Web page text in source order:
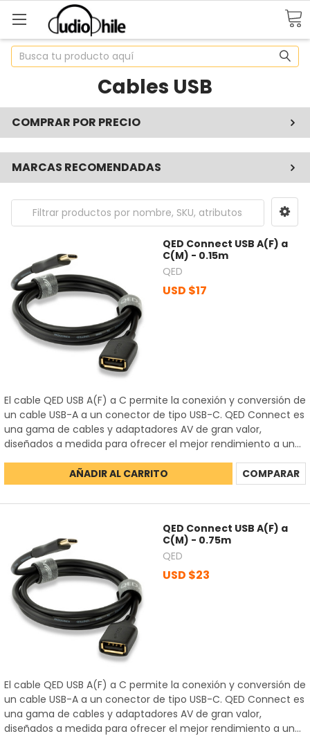
Buscar
Cables USB
COMPRAR POR PRECIO
MARCAS RECOMENDADAS
QED Connect USB A(F) a
C(M) - 0.15m
QED
USD $17
El cable QED USB A(F) a C permite la conexión y conversión de
un cable USB-A a un conector de tipo USB-C. QED Connect es
una gama de cables y adaptadores AV de gran valor,
diseñados a medida para ofrecer el mejor rendimiento a un...
AÑADIR AL CARRITO COMPARAR
QED Connect USB A(F) a
C(M) - 0.75m
QED
USD $23
El cable QED USB A(F) a C permite la conexión y conversión de
un cable USB-A a un conector de tipo USB-C. QED Connect es
una gama de cables y adaptadores AV de gran valor,
diseñados a medida para ofrecer el mejor rendimiento a un...